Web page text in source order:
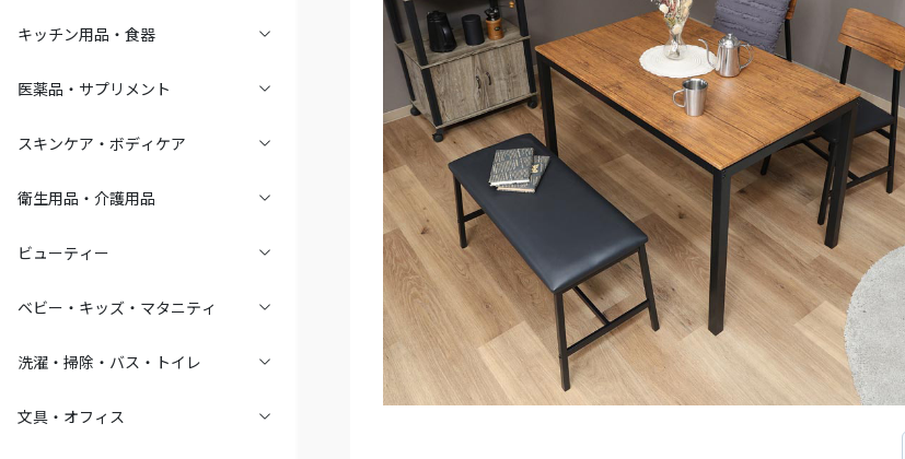
キッチン用品・食器
医薬品・サプリメント
スキンケア・ボディケア
衛生用品・介護用品
ビューティー
ベビー・キッズ・マタニティ
洗濯・掃除・バス・トイレ
文具・オフィス